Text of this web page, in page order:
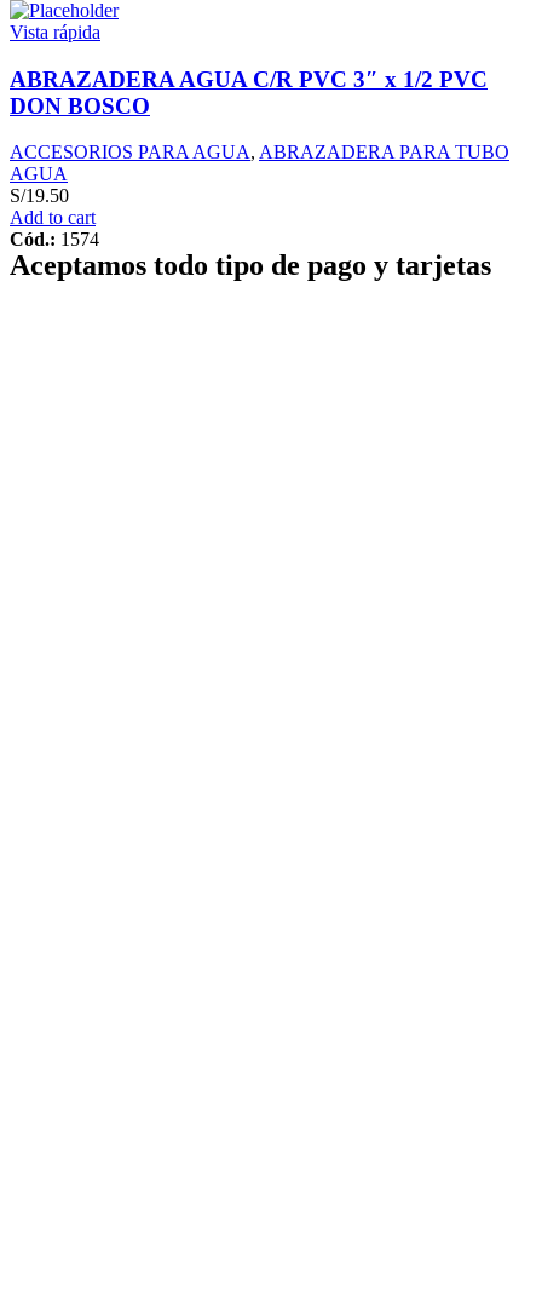
Vista rápida
ABRAZADERA AGUA C/R PVC 3″ x 1/2 PVC
DON BOSCO
ACCESORIOS PARA AGUA, ABRAZADERA PARA TUBO
AGUA
S/19.50
Add to cart
Cód.: 1574
Aceptamos todo tipo de pago y tarjetas